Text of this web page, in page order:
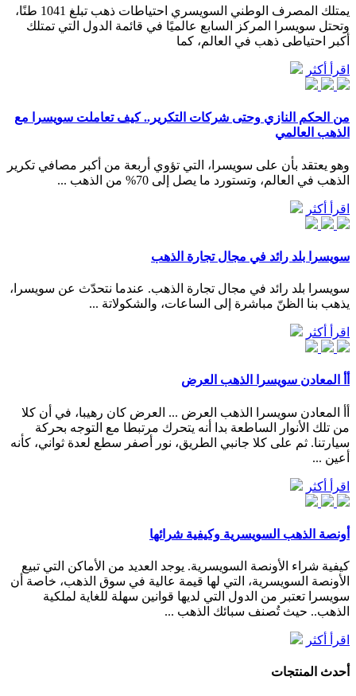
يمتلك المصرف الوطني السويسري احتياطات ذهب تبلغ 1041 طنًا،
وتحتل سويسرا المركز السابع عالميًا في قائمة الدول التي تمتلك
أكبر احتياطى ذهب في العالم، كما
اقرأ أكثر
من الحكم النازي وحتى شركات التكرير.. كيف تعاملت سويسرا مع
الذهب العالمي
وهو يعتقد بأن على سويسرا، التي تؤوي أربعة من أكبر مصافي تكرير
الذهب في العالم، وتستورد ما يصل إلى 70% من الذهب ...
اقرأ أكثر
سويسرا بلد رائد في مجال تجارة الذهب
سويسرا بلد رائد في مجال تجارة الذهب. عندما نتحدّث عن سويسرا،
يذهب بنا الظنّ مباشرة إلى الساعات، والشكولاتة ...
اقرأ أكثر
أأ المعادن سويسرا الذهب العرض
أأ المعادن سويسرا الذهب العرض ... العرض كان رهيبا، في أن كلا
من تلك الأنوار الساطعة بدا أنه يتحرك مرتبطا مع التوجه بحركة
سيارتنا. ثم على كلا جانبي الطريق، نور أصفر سطع لعدة ثواني، كأنه
أعين ...
اقرأ أكثر
أونصة الذهب السويسرية وكيفية شرائها
كيفية شراء الأونصة السويسرية. يوجد العديد من الأماكن التي تبيع
الأونصة السويسرية، التي لها قيمة عالية في سوق الذهب، خاصة أن
سويسرا تعتبر من الدول التي لديها قوانين سهلة للغاية لملكية
الذهب.. حيث تُصنف سبائك الذهب ...
اقرأ أكثر
أحدث المنتجات